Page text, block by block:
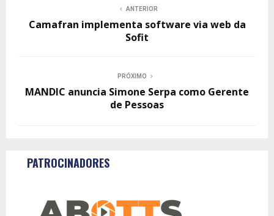
ANTERIOR
Camafran implementa software via web da
Sofit
PRÓXIMO
MANDIC anuncia Simone Serpa como Gerente
de Pessoas
PATROCINADORES